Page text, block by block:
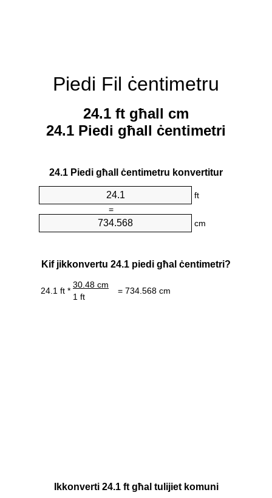
Piedi Fil ċentimetru
24.1 ft għall cm
24.1 Piedi għall ċentimetri
24.1 Piedi għall ċentimetru konvertitur
ft
=
cm
Kif jikkonvertu 24.1 piedi għal ċentimetri?
24.1 ft *
30.48 cm
= 734.568 cm
1 ft
Ikkonverti 24.1 ft għal tulijiet komuni